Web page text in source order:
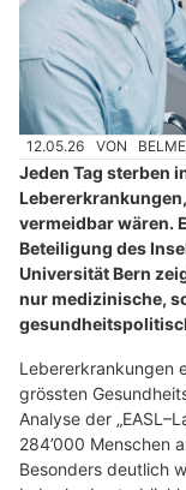
12.05.26 VON
Jeden Tag sterben
vermeidbar wären.
Beteiligung des
Universität Bern
nur medizinische,
Lebererkrankungen
grössten
Analyse der
284’000 Menschen
Besonders deutlich